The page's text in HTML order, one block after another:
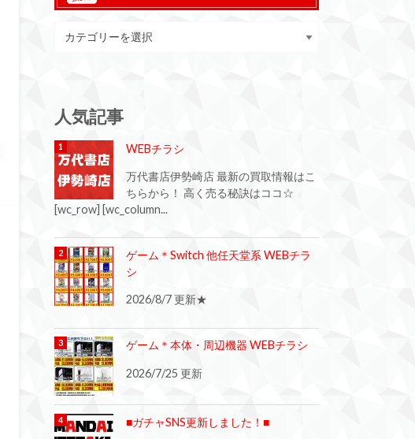
人気記事
WEBチラシ
万代書店伊勢崎店 最新の買取情報はこ
ちらから！ 高く売る秘訣はココ☆
[wc_row] [wc_column...
ゲーム＊Switch 他任天堂系 WEBチラ
シ
2026/8/7 更新★
ゲーム＊本体・周辺機器 WEBチラシ
2026/7/25 更新
■ガチャSNS更新しました！■